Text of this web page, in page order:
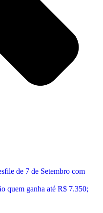
de 7 de Setembro com
quem ganha até R$ 7.350;